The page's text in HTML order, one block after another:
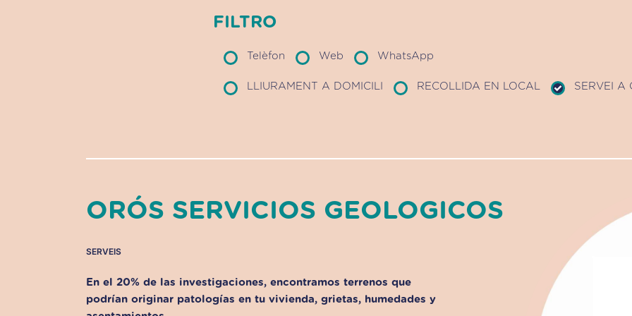
FILTRO
Telèfon Web WhatsApp
LLIURAMENT A DOMICILI RECOLLIDA EN LOCAL SERVEI A
ORÓS SERVICIOS GEOLOGICOS
SERVEIS
En el 20% de las investigaciones, encontramos terrenos que
podrían originar patologías en tu vivienda, grietas, humedades y